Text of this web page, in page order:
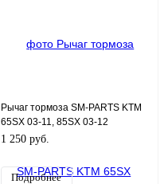
Рычаг тормоза SM-PARTS KTM
65SX 03-11, 85SX 03-12
1 250 руб.
Подробнее